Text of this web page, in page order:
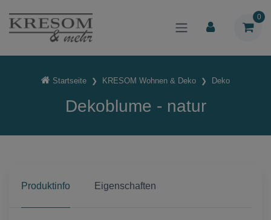
0
Startseite KRESOM Wohnen & Deko Deko
Dekoblume - natur
Produktinfo Eigenschaften